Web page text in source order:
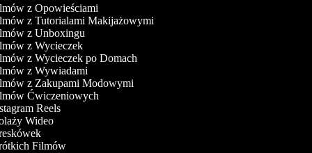
z Opowieściami
z Tutorialami Makijażowymi
z Unboxingu
z Wycieczek
z Wycieczek po Domach
z Wywiadami
z Zakupami Modowymi
Ćwiczeniowych
Reels
Wideo
Filmów